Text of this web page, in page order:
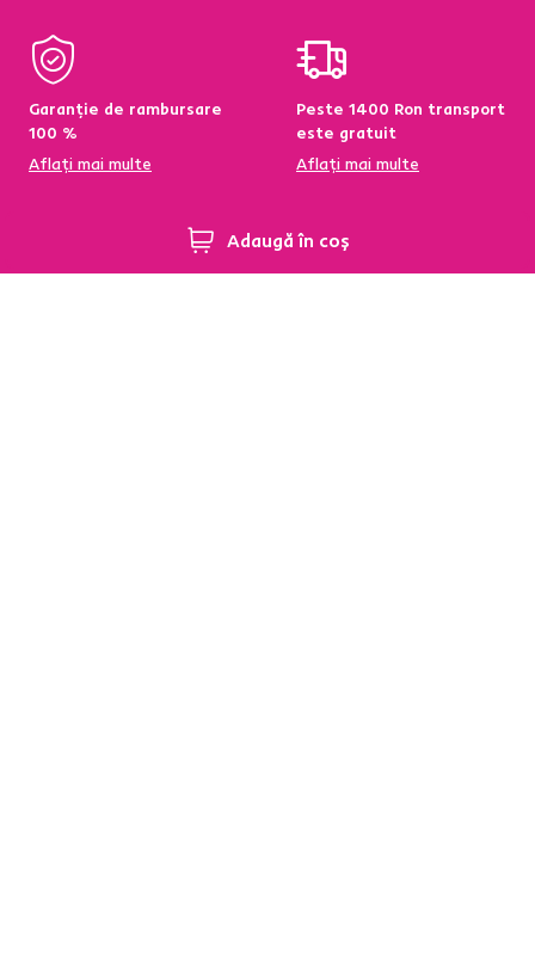
Adaugă în coș
Garanție de rambursare
100 %
Aflați mai multe
Peste 1400 Ron transport
este gratuit
Aflați mai multe